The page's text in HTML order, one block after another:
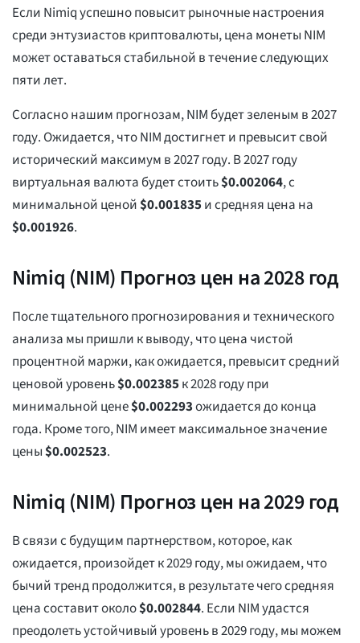
Если Nimiq успешно повысит рыночные настроения
среди энтузиастов криптовалюты, цена монеты NIM
может оставаться стабильной в течение следующих
пяти лет.
Согласно нашим прогнозам, NIM будет зеленым в 2027
году. Ожидается, что NIM достигнет и превысит свой
исторический максимум в 2027 году. В 2027 году
виртуальная валюта будет стоить$0.002064, с
минимальной ценой$0.001835и средняя цена на
$0.001926.
Nimiq (NIM) Прогноз цен на 2028 год
После тщательного прогнозирования и технического
анализа мы пришли к выводу, что цена чистой
процентной маржи, как ожидается, превысит средний
ценовой уровень$0.002385к 2028 году при
минимальной цене$0.002293ожидается до конца
года. Кроме того, NIM имеет максимальное значение
цены$0.002523.
Nimiq (NIM) Прогноз цен на 2029 год
В связи с будущим партнерством, которое, как
ожидается, произойдет к 2029 году, мы ожидаем, что
бычий тренд продолжится, в результате чего средняя
цена составит около$0.002844. Если NIM удастся
преодолеть устойчивый уровень в 2029 году, мы можем